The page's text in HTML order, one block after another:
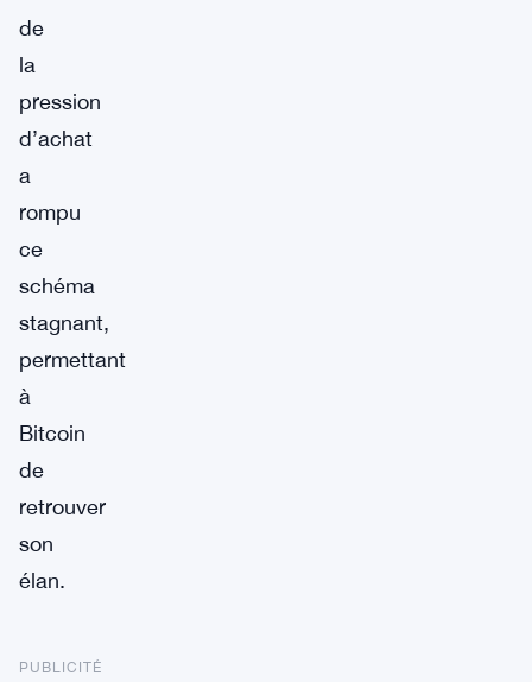
de
la
pression
d’achat
a
rompu
ce
schéma
stagnant,
permettant
à
Bitcoin
de
retrouver
son
élan.
PUBLICITÉ